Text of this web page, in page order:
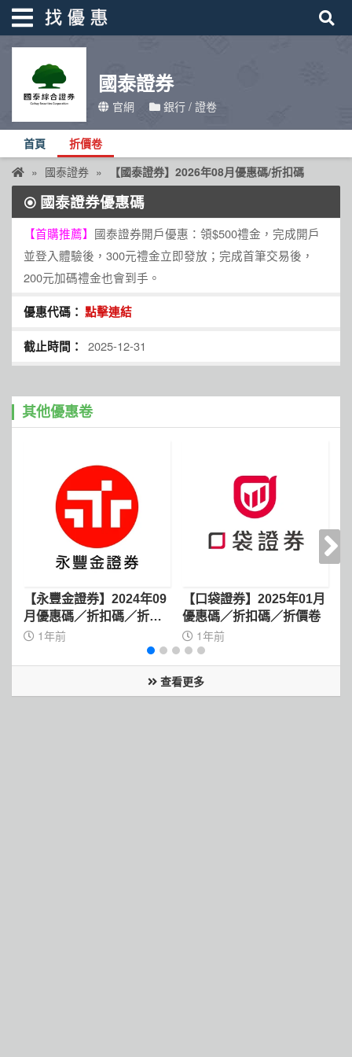
國泰證券
官網 銀行 / 證卷
首頁 折價卷
國泰證券 【國泰證券】2026年08月優惠碼/折扣碼
國泰證券優惠碼
【首購推薦】 國泰證券開戶優惠：領$500禮金，完成開戶
並登入體驗後，300元禮金立即發放；完成首筆交易後，
200元加碼禮金也會到手。
點擊連結
2025-12-31
其他優惠卷
【永豐金證券】2024年09
月優惠碼／折扣碼／折價
卷 1年前
【口袋證券】2025年01月
優惠碼／折扣碼／折價卷
1年前
查看更多
找優惠
優惠活動
折價卷
線上DM
找菜單
品牌總覽